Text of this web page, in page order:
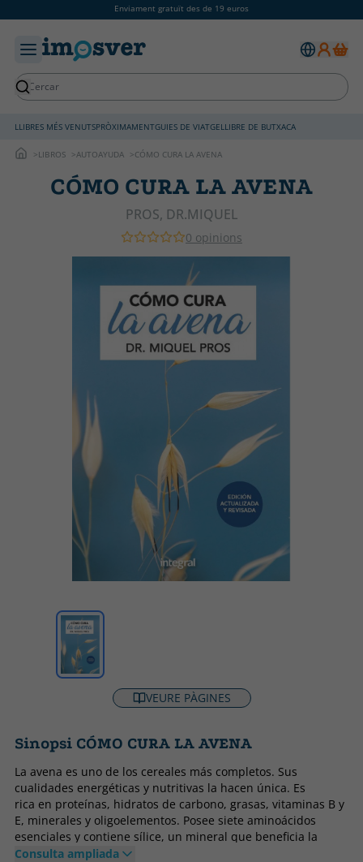
Enviament gratuït des de 19 euros
LLIBRES MÉS VENUTSPRÒXIMAMENTGUIES DE VIATGELLIBRE DE BUTXACA
LIBROS AUTOAYUDA CÓMO CURA LA AVENA
CÓMO CURA LA AVENA
PROS, DR.MIQUEL
0 opinions
VEURE PÀGINES
Sinopsi CÓMO CURA LA AVENA
La avena es uno de los cereales más completos. Sus
cualidades energéticas y nutritivas la hacen única. Es
rica en proteínas, hidratos de carbono, grasas, vitaminas B y
E, minerales y oligoelementos. Posee siete aminoácidos
esenciales y contiene sílice, un mineral que beneficia la
electrobioquímica del organismo. Su acción terapéutica es
Consulta ampliada